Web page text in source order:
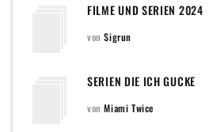
FILME UND SERIEN 2024
vonSigrun
SERIEN DIE ICH GUCKE
vonMiami Twice